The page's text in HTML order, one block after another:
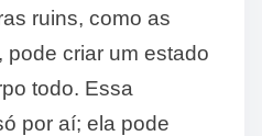
ruins, como as
criar um estado
todo. Essa
por aí; ela pode